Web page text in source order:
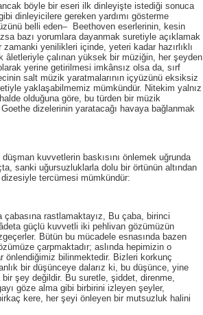
böyle bir eseri ilk dinleyişte istediği sonuca
dinleyicilere gereken yardımı gösterme
belli eden– Beethoven eserlerinin, kesin
bazı yorumlara dayanmak suretiyle açıklamak
yenilikleri içinde, yeteri kadar hazırlıklı
âletleriyle çalınan yüksek bir müziğin, her şeyden
yerine getirilmesi imkânsız olsa da, sırf
salt müzik yaratmalarının içyüzünü eksiksiz
yaklaşabilmemiz mümkündür. Nitekim yalnız
olduğuna göre, bu türden bir müzik
dizelerinin yaratacağı havaya bağlanmak
kuvvetlerin baskısını önlemek uğrunda
sanki uğursuzluklarla dolu bir örtünün altından
dizesiyle tercümesi mümkündür:
rastlamaktayız, Bu çaba, birinci
güçlü kuvvetli iki pehlivan gözümüzün
Bütün bu mücadele esnasında bazen
çarpmaktadır; aslında hepimizin o
önlendiğimiz bilinmektedir. Bizleri korkunç
bir düşünceye dalarız ki, bu düşünce, yine
şey değildir. Bu suretle, şiddet, direnme,
göze alma gibi birbirini izleyen şeyler,
kere, her şeyi önleyen bir mutsuzluk halini